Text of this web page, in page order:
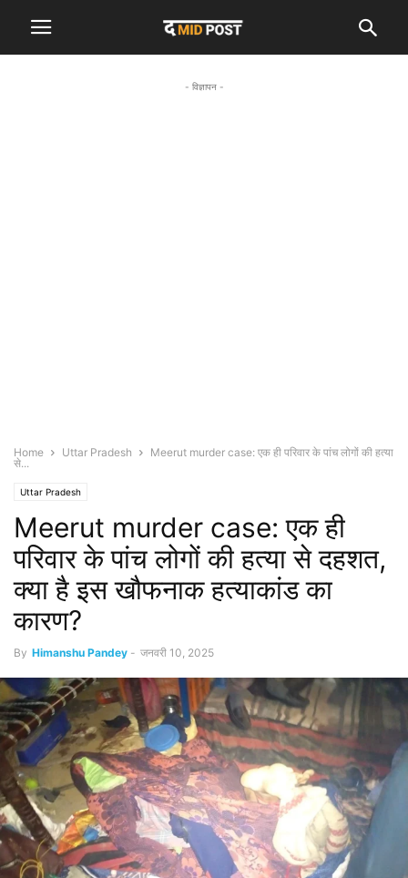
- विज्ञापन -
Home Uttar Pradesh
Meerut murder case: एक ही परिवार के पांच लोगों की हत्या
से...
Uttar Pradesh
Meerut murder case: एक ही
परिवार के पांच लोगों की हत्या से दहशत,
क्या है इस खौफनाक हत्याकांड का
कारण?
By Himanshu Pandey - जनवरी 10, 2025